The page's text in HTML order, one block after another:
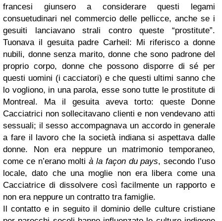
francesi giunsero a considerare questi legami
consuetudinari nel commercio delle pellicce, anche se i
gesuiti lanciavano strali contro queste “prostitute”.
Tuonava il gesuita padre Carheil: Mi riferisco a donne
nubili, donne senza marito, donne che sono padrone del
proprio corpo, donne che possono disporre di sé per
questi uomini (i cacciatori) e che questi ultimi sanno che
lo vogliono, in una parola, esse sono tutte le prostitute di
Montreal. Ma il gesuita aveva torto: queste Donne
Cacciatrici non sollecitavano clienti e non vendevano atti
sessuali; il sesso accompagnava un accordo in generale
a fare il lavoro che la società indiana si aspettava dalle
donne. Non era neppure un matrimonio temporaneo,
come ce n’erano moltià la façon du pays, secondo l’uso
locale, dato che una moglie non era libera come una
Cacciatrice di dissolvere così facilmente un rapporto e
non era neppure un contratto tra famiglie.
Il contatto e in seguito il dominio delle culture cristiane